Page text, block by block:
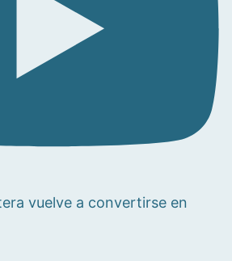
vuelve a convertirse en